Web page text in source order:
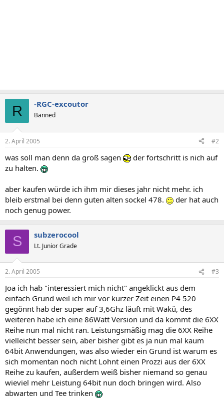
R -RGC-excoutor
Banned
2. April 2005 #2
was soll man denn da groß sagen
der fortschritt is nich auf
zu halten.
aber kaufen würde ich ihm mir dieses jahr nicht mehr. ich
bleib erstmal bei denn guten alten sockel 478.
der hat auch
noch genug power.
S subzerocool
Lt. Junior Grade
2. April 2005 #3
Joa ich hab "interessiert mich nicht" angeklickt aus dem
einfach Grund weil ich mir vor kurzer Zeit einen P4 520
gegönnt hab der super auf 3,6Ghz läuft mit Wakü, des
weiteren habe ich eine 86Watt Version und da kommt die 6XX
Reihe nun mal nicht ran. Leistungsmäßig mag die 6XX Reihe
vielleicht besser sein, aber bisher gibt es ja nun mal kaum
64bit Anwendungen, was also wieder ein Grund ist warum es
sich momentan noch nicht Lohnt einen Prozzi aus der 6XX
Reihe zu kaufen, außerdem weiß bisher niemand so genau
wieviel mehr Leistung 64bit nun doch bringen wird. Also
abwarten und Tee trinken